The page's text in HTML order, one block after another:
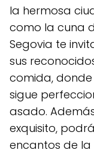
la hermosa
como la cuna
Segovia te
sus
comida,
sigue
asado.
exquisito,
encantos de